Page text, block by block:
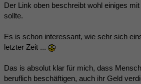
Der Link oben beschreibt wohl einiges
sollte.
Es is schon interessant, wie sehr sich
letzter Zeit ...
Das is absolut klar für mich, dass
beruflich beschäftigen, auch ihr Geld